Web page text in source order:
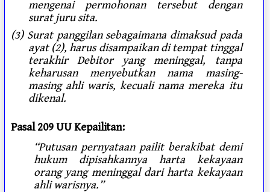
mengenai permohonan tersebut dengan
surat juru sita.
(3) Surat panggilan sebagaimana dimaksud pada
ayat (2), harus disampaikan di tempat tinggal
terakhir Debitor yang meninggal, tanpa
keharusan menyebutkan nama masing-
masing ahli waris, kecuali nama mereka itu
dikenal.
Pasal 209 UU Kepailitan:
“Putusan pernyataan pailit berakibat demi
hukum dipisahkannya harta kekayaan
orang yang meninggal dari harta kekayaan
ahli warisnya.”